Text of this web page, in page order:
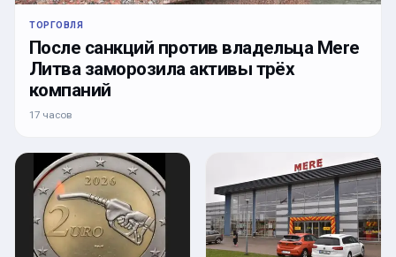
ТОРГОВЛЯ
После санкций против владельца Mere
Литва заморозила активы трёх
компаний
17 часов